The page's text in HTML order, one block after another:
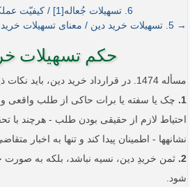
6. تسهیلات جُعاله[1] / کیفیّت عملکرد بانک در تسهیلات جُعاله ←
→ 5. تسهیلات خرید دین / معنای تسهیلات خرید دین
حکم تسهیلات
مسأله 1474. در قرارداد خرید دین، باید نکات ذیل رعایت شود:
1.
چک یا سفته یا برات حاکی از طلب واقعی و
احتیاط لازم از حقیقی بودن طلب - هرچند با
نشانه­ها - اطمینان پیدا کند و تنها به اخبار
2. ثمن خریدِ دین، نسیه نباشد، بلکه به
شود.